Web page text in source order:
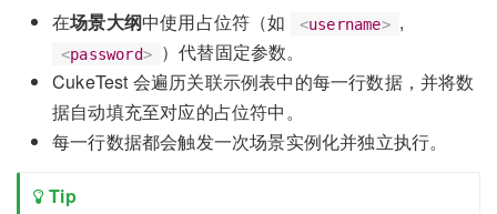
在场景大纲中使用占位符（如 <username> ,
<password>
）代替固定参数。
CukeTest 会遍历关联示例表中的每一行数据，并将数
据自动填充至对应的占位符中。
每一行数据都会触发一次场景实例化并独立执行。
Tip